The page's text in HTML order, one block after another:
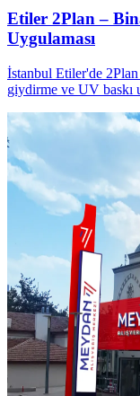
Etiler 2Plan –
Uygulaması
İstanbul Etiler'de 2Plan
giydirme ve UV baskı